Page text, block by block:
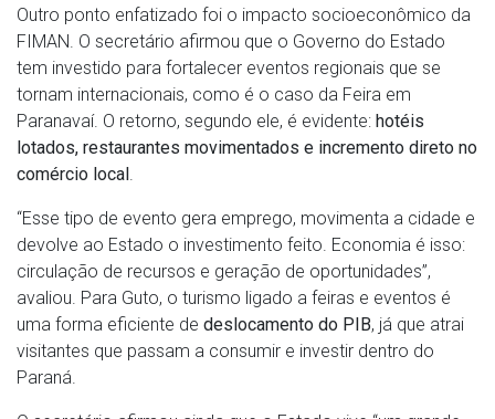
Outro ponto enfatizado foi o impacto socioeconômico da
FIMAN. O secretário afirmou que o Governo do Estado
tem investido para fortalecer eventos regionais que se
tornam internacionais, como é o caso da Feira em
Paranavaí. O retorno, segundo ele, é evidente: hotéis
lotados, restaurantes movimentados e incremento direto no
comércio local
“Esse tipo de evento gera emprego, movimenta a cidade e
devolve ao Estado o investimento feito. Economia é isso:
circulação de recursos e geração de oportunidades”,
avaliou. Para Guto, o turismo ligado a feiras e eventos é
uma forma eficiente de deslocamento do PIB, já que atrai
visitantes que passam a consumir e investir dentro do
Paraná.